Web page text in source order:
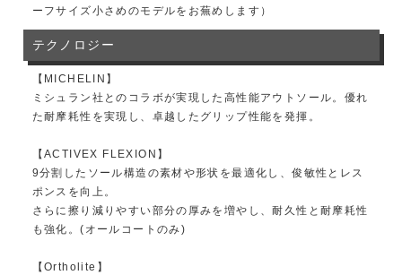
ーフサイズ小さめのモデルをお蕪めします）
テクノロジー
【MICHELIN】
ミシュラン社とのコラボが実現した高性能アウトソール。優れ
た耐摩耗性を実現し、卓越したグリップ性能を発揮。
【ACTIVEX FLEXION】
9分割したソール構造の素材や形状を最適化し、俊敏性とレス
ポンスを向上。
さらに擦り減りやすい部分の厚みを増やし、耐久性と耐摩耗性
も強化。(オールコートのみ)
【Ortholite】